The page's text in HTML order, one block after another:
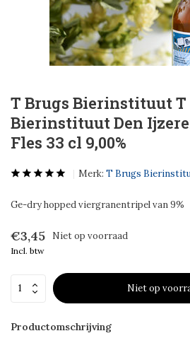
T Brugs Bierinstituut T
Bierinstituut Den
Fles 33 cl 9,00%
Merk: T Brugs
Ge-dry hopped viergranentripel van 9%
€3,45 Niet op voorraad
Incl. btw
Niet op
Productomschrijving